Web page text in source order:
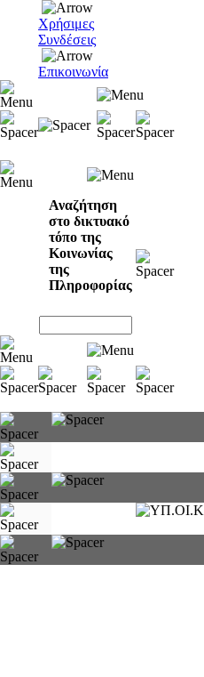
Χρήσιμες
Συνδέσεις
Επικοινωνία
Αναζήτηση
στο δικτυακό
τόπο της
Κοινωνίας
της
Πληροφορίας